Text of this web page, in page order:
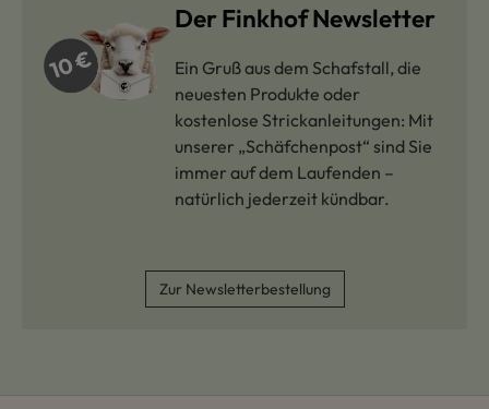
Der Finkhof Newsletter
Ein Gruß aus dem Schafstall, die
neuesten Produkte oder
kostenlose Strickanleitungen: Mit
unserer „Schäfchenpost“ sind Sie
immer auf dem Laufenden –
natürlich jederzeit kündbar.
Zur Newsletterbestellung